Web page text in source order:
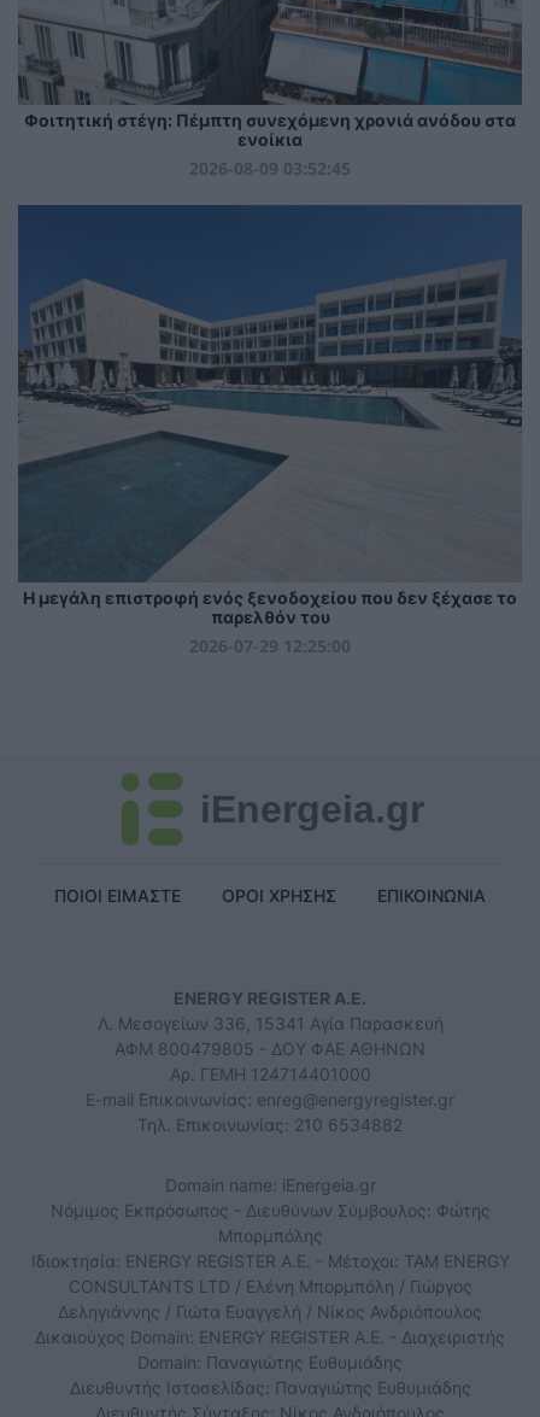
Φοιτητική στέγη: Πέμπτη συνεχόμενη χρονιά ανόδου στα
ενοίκια
2026-08-09 03:52:45
Η μεγάλη επιστροφή ενός ξενοδοχείου που δεν ξέχασε το
παρελθόν του
2026-07-29 12:25:00
iEnergeia.gr
ΠΟΙΟΙ ΕΙΜΑΣΤΕ ΟΡΟΙ ΧΡΗΣΗΣ ΕΠΙΚΟΙΝΩΝΙΑ
ENERGY REGISTER Α.Ε.
Λ. Μεσογείων 336, 15341 Αγία Παρασκευή
ΑΦΜ 800479805 - ΔΟΥ ΦΑΕ ΑΘΗΝΩΝ
Αρ. ΓΕΜΗ 124714401000
E-mail Επικοινωνίας: enreg@energyregister.gr
Τηλ. Επικοινωνίας: 210 6534882
Domain name: iEnergeia.gr
Νόμιμος Εκπρόσωπος - Διευθύνων Σύμβουλος: Φώτης
Μπορμπόλης
Ιδιοκτησία: ENERGY REGISTER Α.Ε. - Μέτοχοι: TAM ENERGY
CONSULTANTS LTD / Ελένη Μπορμπόλη / Γιώργος
Δεληγιάννης / Γιώτα Ευαγγελή / Νίκος Ανδριόπουλος
Δικαιούχος Domain: ENERGY REGISTER Α.Ε. - Διαχειριστής
Domain: Παναγιώτης Ευθυμιάδης
Διευθυντής Ιστοσελίδας: Παναγιώτης Ευθυμιάδης